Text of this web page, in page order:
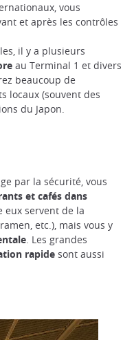
vous
et après les contrôles
il y a plusieurs
au Terminal 1 et divers
beaucoup de
locaux (souvent des
du Japon.
par la sécurité, vous
et cafés dans
eux servent de la
etc.), mais vous y
. Les grandes
rapide sont aussi